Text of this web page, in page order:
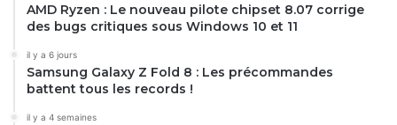
AMD Ryzen : Le nouveau pilote chipset 8.07 corrige
des bugs critiques sous Windows 10 et 11
il y a 6 jours
Samsung Galaxy Z Fold 8 : Les précommandes
battent tous les records !
il y a 4 semaines